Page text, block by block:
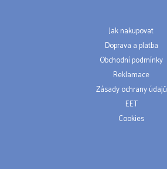
Jak nakupovat
Doprava a platba
Obchodní podmínky
Reklamace
Zásady ochrany údajů
EET
Cookies